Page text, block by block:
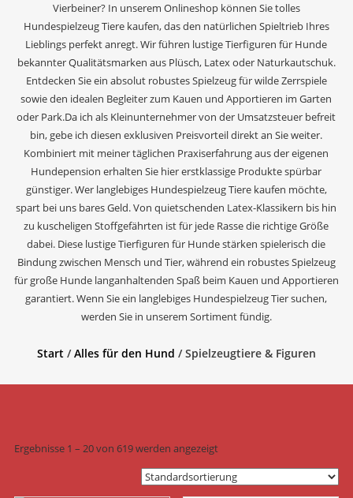
Vierbeiner? In unserem Onlineshop können Sie tolles
Hundespielzeug Tiere kaufen, das den natürlichen Spieltrieb Ihres
Lieblings perfekt anregt. Wir führen lustige Tierfiguren für Hunde
bekannter Qualitätsmarken aus Plüsch, Latex oder Naturkautschuk.
Entdecken Sie ein absolut robustes Spielzeug für wilde Zerrspiele
sowie den idealen Begleiter zum Kauen und Apportieren im Garten
oder Park.Da ich als Kleinunternehmer von der Umsatzsteuer befreit
bin, gebe ich diesen exklusiven Preisvorteil direkt an Sie weiter.
Kombiniert mit meiner täglichen Praxiserfahrung aus der eigenen
Hundepension erhalten Sie hier erstklassige Produkte spürbar
günstiger. Wer langlebiges Hundespielzeug Tiere kaufen möchte,
spart bei uns bares Geld. Von quietschenden Latex-Klassikern bis hin
zu kuscheligen Stoffgefährten ist für jede Rasse die richtige Größe
dabei. Diese lustige Tierfiguren für Hunde stärken spielerisch die
Bindung zwischen Mensch und Tier, während ein robustes Spielzeug
für große Hunde langanhaltenden Spaß beim Kauen und Apportieren
garantiert. Wenn Sie ein langlebiges Hundespielzeug Tier suchen,
werden Sie in unserem Sortiment fündig.
Start/Alles für den Hund / Spielzeugtiere & Figuren
Ergebnisse 1 – 20 von 619 werden angezeigt